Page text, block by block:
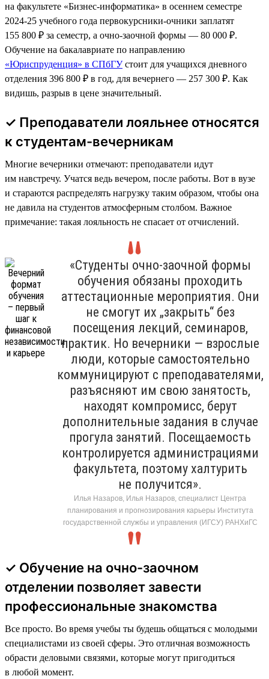
на факультете «Бизнес-информатика» в осеннем семестре
2024-25 учебного года первокурсники-очники заплатят
155 800 ₽ за семестр, а очно-заочной формы — 80 000 ₽.
Обучение на бакалавриате по направлению
«Юриспруденция» в СПбГУстоит для учащихся дневного
отделения 396 800 ₽ в год, для вечернего — 257 300 ₽. Как
видишь, разрыв в цене значительный.
✓ Преподаватели лояльнее относятся
к студентам-вечерникам
Многие вечерники отмечают: преподаватели идут
им навстречу. Учатся ведь вечером, после работы. Вот в вузе
и стараются распределять нагрузку таким образом, чтобы она
не давила на студентов атмосферным столбом. Важное
примечание: такая лояльность не спасает от отчислений.
«Студенты очно-заочной формы
обучения обязаны проходить
аттестационные мероприятия. Они
не смогут их „закрыть“ без
посещения лекций, семинаров,
практик. Но вечерники — взрослые
люди, которые самостоятельно
коммуницируют с преподавателями,
разъясняют им свою занятость,
находят компромисс, берут
дополнительные задания в случае
прогула занятий. Посещаемость
контролируется администрациями
факультета, поэтому халтурить
не получится».
Илья Назаров, Илья Назаров, специалист Центра
планирования и прогнозирования карьеры Института
государственной службы и управления (ИГСУ) РАНХиГС
✓ Обучение на очно-заочном
отделении позволяет завести
профессиональные знакомства
Все просто. Во время учебы ты будешь общаться с молодыми
специалистами из своей сферы. Это отличная возможность
обрасти деловыми связями, которые могут пригодиться
в любой момент.